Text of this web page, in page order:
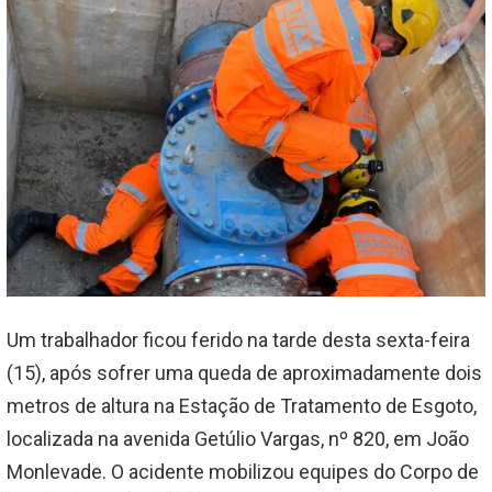
Um trabalhador ficou ferido na tarde desta sexta-feira
(15), após sofrer uma queda de aproximadamente dois
metros de altura na Estação de Tratamento de Esgoto,
localizada na avenida Getúlio Vargas, nº 820, em João
Monlevade. O acidente mobilizou equipes do Corpo de